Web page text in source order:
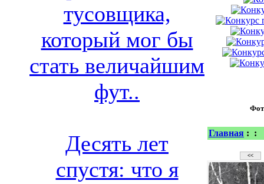
тусовщика,
который мог бы
стать величайшим
фут..
Десять лет
спустя: что я
Главная : :